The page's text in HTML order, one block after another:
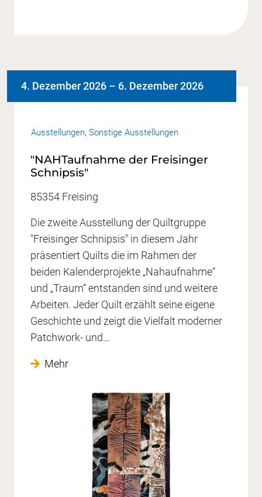
Ausstellungen, Sonstige Ausstellungen
4. Dezember 2026 – 6. Dezember 2026
"NAHTaufnahme der Freisinger
Schnipsis"
85354 Freising
Die zweite Ausstellung der Quiltgruppe
"Freisinger Schnipsis" in diesem Jahr
präsentiert Quilts die im Rahmen der
beiden Kalenderprojekte „Nahaufnahme“
und „Traum“ entstanden sind und weitere
Arbeiten. Jeder Quilt erzählt seine eigene
Geschichte und zeigt die Vielfalt moderner
Patchwork- und…
Mehr